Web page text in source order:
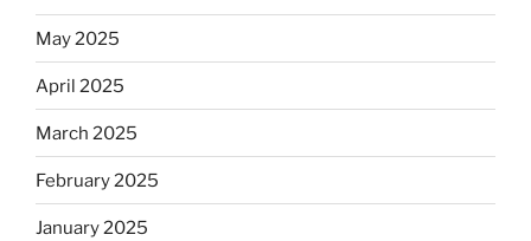
May 2025
April 2025
March 2025
February 2025
January 2025